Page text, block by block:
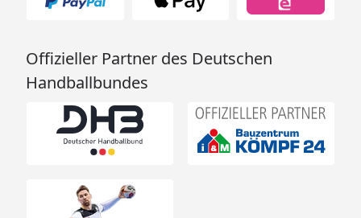
Offizieller Partner des Deutschen
Handballbundes